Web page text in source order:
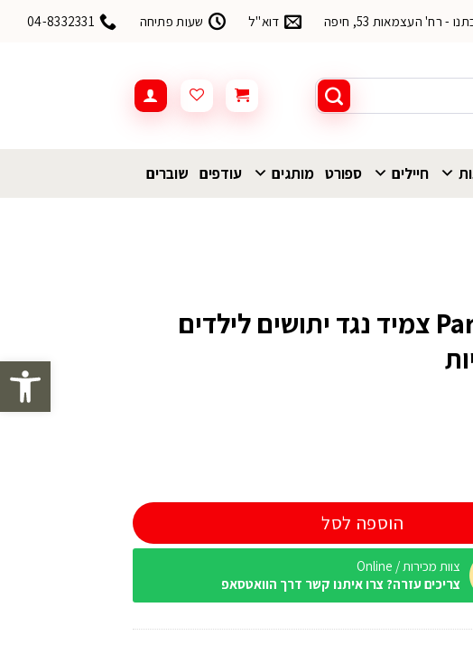
פתח
- רח' העצמאות 53, חיפה דוא"ל שעות פתיחה 04-8332331
חיילים ספורט מותגים עודפים שוברים
Parakito Kids צמיד נגד יתושים לילדים
הוספה לסל
צוות מכירות / Online
צריכים עזרה? צרו איתנו קשר דרך הוואטסאפ